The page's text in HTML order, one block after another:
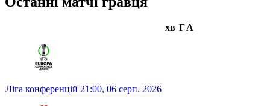
хв ГА
Ліга конференцій 21:00, 06 серп. 2026